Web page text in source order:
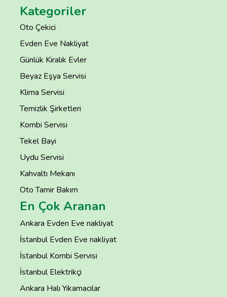
Kategoriler
Oto Çekici
Evden Eve Nakliyat
Günlük Kiralık Evler
Beyaz Eşya Servisi
Klima Servisi
Temizlik Şirketleri
Kombi Servisi
Tekel Bayi
Uydu Servisi
Kahvaltı Mekanı
Oto Tamir Bakım
En Çok Aranan
Ankara Evden Eve nakliyat
İstanbul Evden Eve nakliyat
İstanbul Kombi Servisi
İstanbul Elektrikçi
Ankara Halı Yıkamacılar